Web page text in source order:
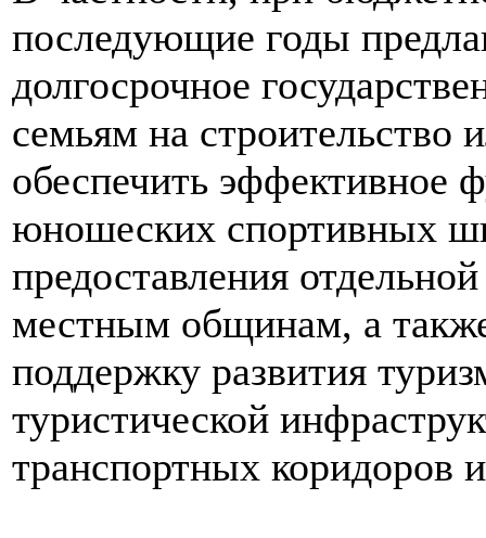
последующие годы
долгосрочное
семьям на строительство
обеспечить эффективное
юношеских спортивных
предоставления
местным общинам, а
поддержку развития
туристической
транспортных коридоров